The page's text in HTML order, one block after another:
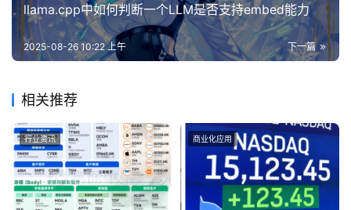
llama.cpp中如何判断一个LLM是否支持embed能力
下一篇
2025-08-26 10:22 上午
相关推荐
行业资讯 商业化应用